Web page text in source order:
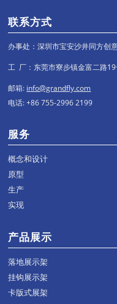
联系方式
办事处：深圳市宝安沙井同方创
工 厂：东莞市寮步镇金富二路
邮箱: info@grandfly.com
电话: +86 755-2996 2199
服务
概念和设计
原型
生产
实现
产品展示
落地展示架
挂钩展示架
卡版式展架